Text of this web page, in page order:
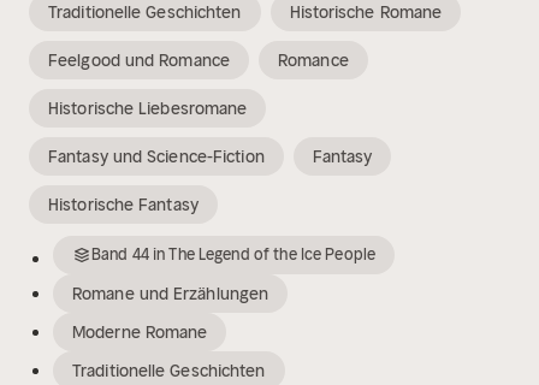
Traditionelle Geschichten Historische Romane
Feelgood und Romance Romance
Historische Liebesromane
Fantasy und Science-Fiction Fantasy
Historische Fantasy
Band 44inThe Legend of the Ice People
Romane und Erzählungen
Moderne Romane
Traditionelle Geschichten